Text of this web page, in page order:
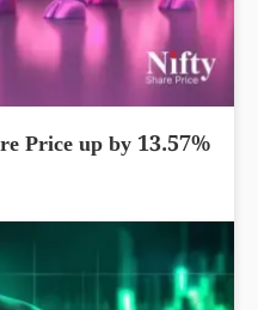
Price up by 13.57%